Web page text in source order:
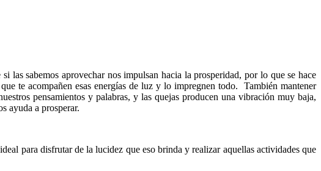
las sabemos aprovechar nos impulsan hacia la prosperidad, por lo que se hace
te acompañen esas energías de luz y lo impregnen todo. También mantener
pensamientos y palabras, y las quejas producen una vibración muy baja,
ayuda a prosperar.
para disfrutar de la lucidez que eso brinda y realizar aquellas actividades que